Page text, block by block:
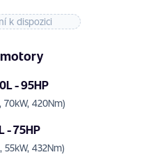
k dispozici
- 95HP
70kW, 420Nm)
- 75HP
55kW, 432Nm)